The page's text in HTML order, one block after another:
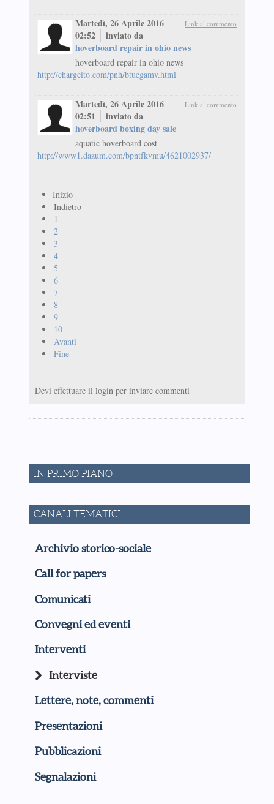
Link al commento
Martedì, 26 Aprile 2016
02:52
inviato da
hoverboard repair in ohio news
hoverboard repair in ohio news
http://chargeito.com/pnh/btuegamv.html
Link al commento
Martedì, 26 Aprile 2016
02:51
inviato da
hoverboard boxing day sale
aquatic hoverboard cost
http://www1.dazum.com/bpntfkvmu/4621002937/
Inizio
Indietro
1
2
3
4
5
6
7
8
9
10
Avanti
Fine
Devi effettuare il login per inviare commenti
IN PRIMO PIANO
CANALI TEMATICI
Archivio storico-sociale
Call for papers
Comunicati
Convegni ed eventi
Interventi
Interviste
Lettere, note, commenti
Presentazioni
Pubblicazioni
Segnalazioni